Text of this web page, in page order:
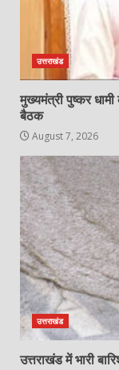
उत्तराखंड
मुख्यमंत्री पुष्कर
बैठक
August 7, 2026
उत्तराखंड
उत्तराखंड में भारी